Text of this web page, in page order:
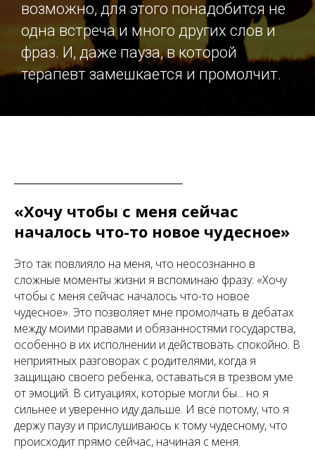
возможно, для этого понадобится не
одна встреча и много других слов и
фраз. И, даже пауза, в которой
терапевт замешкается и промолчит.
«Хочу чтобы с меня сейчас
началось что-то новое чудесное»
Это так повлияло на меня, что неосознанно в
сложные моменты жизни я вспоминаю фразу: «Хочу
чтобы с меня сейчас началось что-то новое
чудесное». Это позволяет мне промолчать в дебатах
между моими правами и обязанностями государства,
особенно в их исполнении и действовать спокойно. В
неприятных разговорах с родителями, когда я
защищаю своего ребенка, оставаться в трезвом уме
от эмоций. В ситуациях, которые могли бы... но я
сильнее и уверенно иду дальше. И всё потому, что я
держу паузу и прислушиваюсь к тому чудесному, что
происходит прямо сейчас, начиная с меня.